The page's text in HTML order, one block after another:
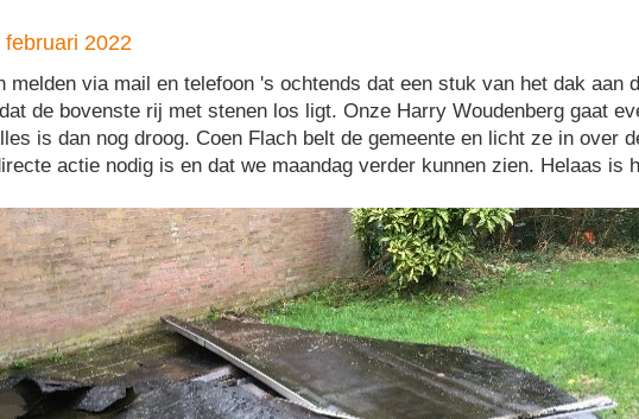
2022
melden via mail en telefoon 's ochtends dat een stuk van het dak aan
de bovenste rij met stenen los ligt. Onze Harry Woudenberg gaat
is dan nog droog. Coen Flach belt de gemeente en licht ze in over
actie nodig is en dat we maandag verder kunnen zien. Helaas is